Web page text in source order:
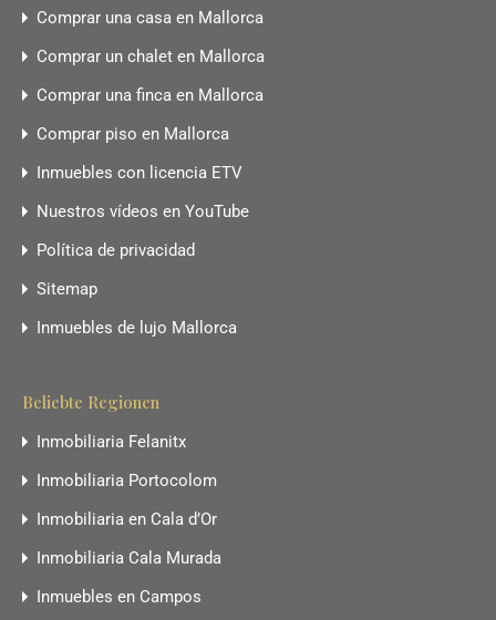
Comprar una casa en Mallorca
Comprar un chalet en Mallorca
Comprar una finca en Mallorca
Comprar piso en Mallorca
Inmuebles con licencia ETV
Nuestros vídeos en YouTube
Política de privacidad
Sitemap
Inmuebles de lujo Mallorca
Beliebte Regionen
Inmobiliaria Felanitx
Inmobiliaria Portocolom
Inmobiliaria en Cala d’Or
Inmobiliaria Cala Murada
Inmuebles en Campos